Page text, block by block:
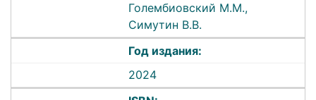
Голембиовский М.М.,
Симутин В.В.
Год издания:
2024